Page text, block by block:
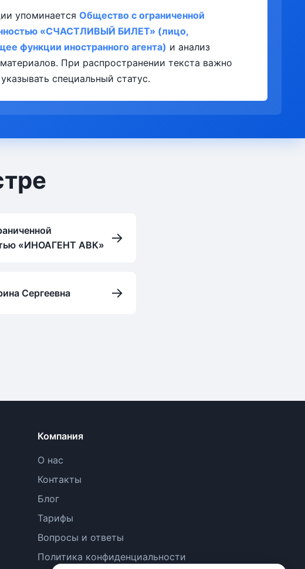
упоминается Общество с ограниченной
«СЧАСТЛИВЫЙ БИЛЕТ» (лицо,
функции иностранного агента) и анализ
При распространении текста важно
специальный статус.
«ИНОАГЕНТ АВК»
→
Сергеевна →
Компания
О нас
Контакты
Блог
Тарифы
Вопросы и ответы
Политика конфиденциальности